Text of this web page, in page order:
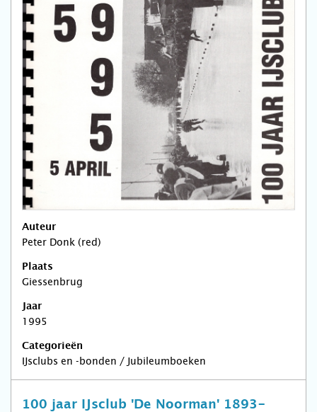
Auteur
Peter Donk (red)
Plaats
Giessenbrug
Jaar
1995
Categorieën
IJsclubs en -bonden / Jubileumboeken
100 jaar IJsclub 'De Noorman' 1893-